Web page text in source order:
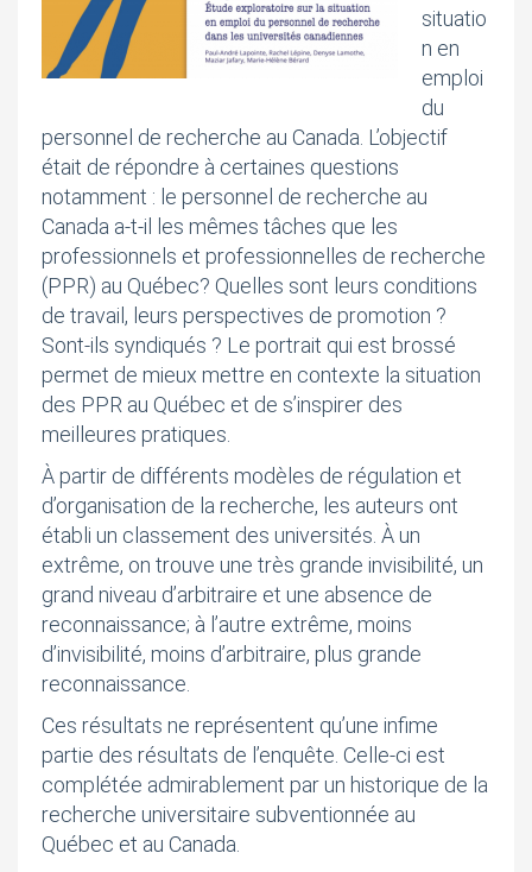
situatio
n en
emploi
du
personnel de recherche au Canada. L’objectif
était de répondre à certaines questions
notamment : le personnel de recherche au
Canada a-t-il les mêmes tâches que les
professionnels et professionnelles de recherche
(PPR) au Québec? Quelles sont leurs conditions
de travail, leurs perspectives de promotion ?
Sont-ils syndiqués ? Le portrait qui est brossé
permet de mieux mettre en contexte la situation
des PPR au Québec et de s’inspirer des
meilleures pratiques.
À partir de différents modèles de régulation et
d’organisation de la recherche, les auteurs ont
établi un classement des universités. À un
extrême, on trouve une très grande invisibilité, un
grand niveau d’arbitraire et une absence de
reconnaissance; à l’autre extrême, moins
d’invisibilité, moins d’arbitraire, plus grande
reconnaissance.
Ces résultats ne représentent qu’une infime
partie des résultats de l’enquête. Celle-ci est
complétée admirablement par un historique de la
recherche universitaire subventionnée au
Québec et au Canada.